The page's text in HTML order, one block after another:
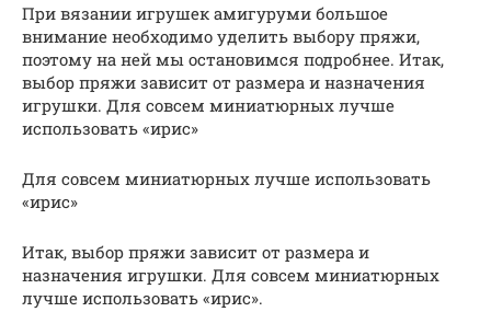
При вязании игрушек амигуруми большое
внимание необходимо уделить выбору пряжи,
поэтому на ней мы остановимся подробнее. Итак,
выбор пряжи зависит от размера и назначения
игрушки. Для совсем миниатюрных лучше
использовать «ирис»
Для совсем миниатюрных лучше использовать
«ирис»
Итак, выбор пряжи зависит от размера и
назначения игрушки. Для совсем миниатюрных
лучше использовать «ирис».